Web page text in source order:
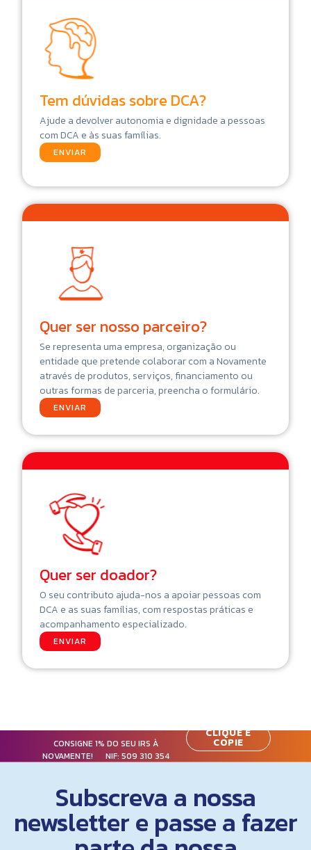
Tem dúvidas sobre DCA?
Ajude a devolver autonomia e dignidade a pessoas
com DCA e às suas famílias.
ENVIAR
Quer ser nosso parceiro?
Se representa uma empresa, organização ou
entidade que pretende colaborar com a Novamente
através de produtos, serviços, financiamento ou
outras formas de parceria, preencha o formulário.
ENVIAR
Quer ser doador?
O seu contributo ajuda-nos a apoiar pessoas com
DCA e as suas famílias, com respostas práticas e
acompanhamento especializado.
ENVIAR
CONSIGNE 1% DO SEU IRS À
NOVAMENTE! NIF:509 310 354
CLIQUE E
COPIE
Subscreva a nossa
newsletter e passe a fazer